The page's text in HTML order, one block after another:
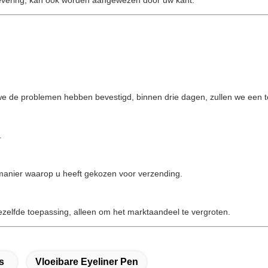
de problemen hebben bevestigd, binnen drie dagen, zullen we een
waarop u heeft gekozen voor verzending.
toepassing, alleen om het marktaandeel te vergroten.
Vloeibare Eyeliner Pen